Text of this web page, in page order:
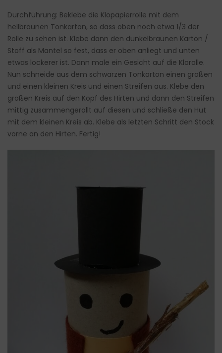
Durchführung: Beklebe die Klopapierrolle mit dem
hellbraunen Tonkarton, so dass oben noch etwa 1/3 der
Rolle zu sehen ist. Klebe dann den dunkelbraunen Karton /
Stoff als Mantel so fest, dass er oben anliegt und unten
etwas lockerer ist. Dann male ein Gesicht auf die Klorolle.
Nun schneide aus dem schwarzen Tonkarton einen großen
und einen kleinen Kreis und einen Streifen aus. Klebe den
großen Kreis auf den Kopf des Hirten und dann den Streifen
mittig zusammengerollt auf diesen und schließe den Hut
mit dem kleinen Kreis ab. Klebe als letzten Schritt den Stock
vorne an den Hirten. Fertig!